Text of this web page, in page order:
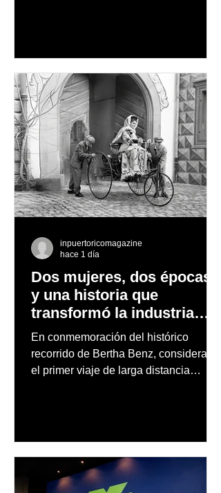
nevados en las montañas
Dos mujeres, dos épocas
y una historia que
transformó la industria
automotriz
En conmemoración del histórico
recorrido de Bertha Benz, considerado
el primer viaje de larga distancia
inpuertoricomagazine
hace 1 día